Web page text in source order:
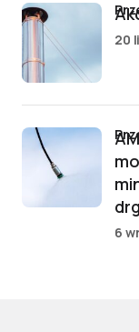
20
6